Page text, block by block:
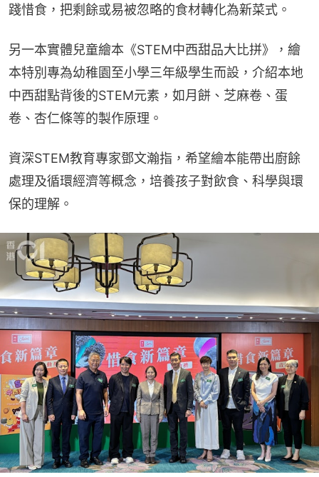
踐惜食，把剩餘或易被忽略的食材轉化為新菜式。
另一本實體兒童繪本《STEM中西甜品大比拼》，繪
本特別專為幼稚園至小學三年級學生而設，介紹本地
中西甜點背後的STEM元素，如月餅、芝麻卷、蛋
卷、杏仁條等的製作原理。
資深STEM教育專家鄧文瀚指，希望繪本能帶出廚餘
處理及循環經濟等概念，培養孩子對飲食、科學與環
保的理解。